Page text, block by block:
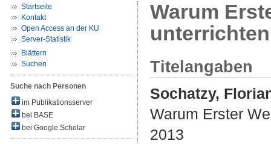
Startseite
Kontakt
Open Access an der KU
Server-Statistik
Blättern
Suchen
Suche nach Personen
im Publikationsserver
bei BASE
bei Google Scholar
Warum
Titelangaben
Sochatzy,
Warum Erster
2013